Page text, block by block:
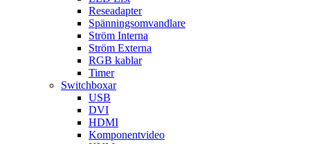
Reseadapter
Spänningsomvandlare
Ström Interna
Ström Externa
RGB kablar
Timer
Switchboxar
USB
DVI
HDMI
Komponentvideo